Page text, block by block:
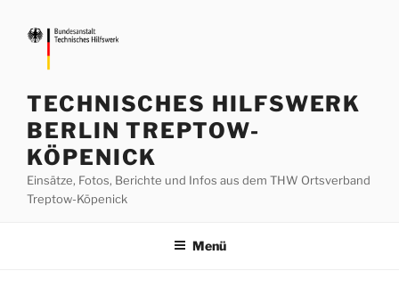
Inhalt
springen
TECHNISCHES HILFSWERK
BERLIN TREPTOW-
KÖPENICK
Einsätze, Fotos, Berichte und Infos aus dem THW Ortsverband
Treptow-Köpenick
Menü